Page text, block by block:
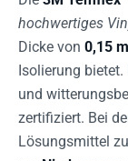
hochwertiges
Dicke von 0,15
Isolierung bietet.
und
zertifiziert. Bei
Lösungsmittel